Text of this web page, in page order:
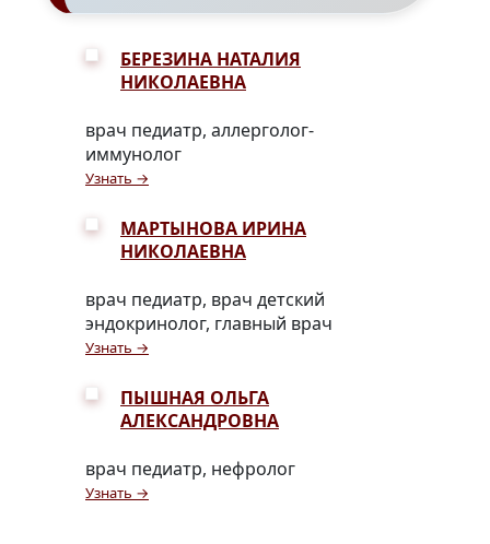
БЕРЕЗИНА НАТАЛИЯ
НИКОЛАЕВНА
врач педиатр, аллерголог-
иммунолог
Узнать →
МАРТЫНОВА ИРИНА
НИКОЛАЕВНА
врач педиатр, врач детский
эндокринолог, главный врач
Узнать →
ПЫШНАЯ ОЛЬГА
АЛЕКСАНДРОВНА
врач педиатр, нефролог
Узнать →